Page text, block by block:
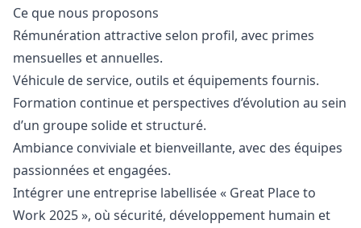
Ce que nous proposons
Rémunération attractive selon profil, avec primes
mensuelles et annuelles.
Véhicule de service, outils et équipements fournis.
Formation continue et perspectives d’évolution au sein
d’un groupe solide et structuré.
Ambiance conviviale et bienveillante, avec des équipes
passionnées et engagées.
Intégrer une entreprise labellisée « Great Place to
Work 2025 », où sécurité, développement humain et